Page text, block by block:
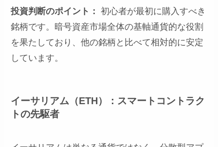
投資判断のポイント： 初心者が最初に購入すべき
銘柄です。暗号資産市場全体の基軸通貨的な役割
を果たしており、他の銘柄と比べて相対的に安定
しています。
イーサリアム（ETH）：スマートコントラク
トの先駆者